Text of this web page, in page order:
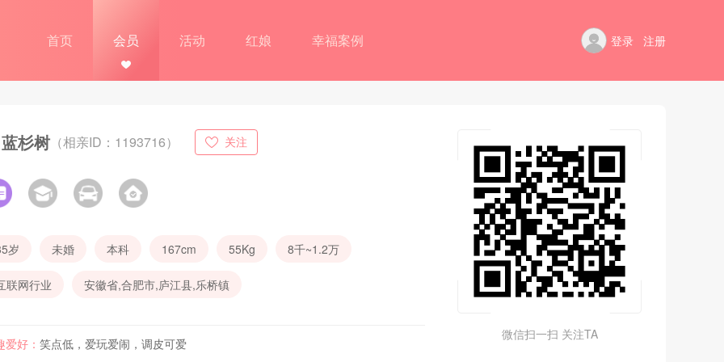
首页 会员 活动 红娘 幸福案例 登录 注册
蓝杉树 （相亲ID：1193716） 关注
岁 未婚 本科 167cm 55Kg 8千~1.2万
联网行业 安徽省,合肥市,庐江县,乐桥镇
爱好： 笑点低，爱玩爱闹，调皮可爱
微信扫一扫 关注TA